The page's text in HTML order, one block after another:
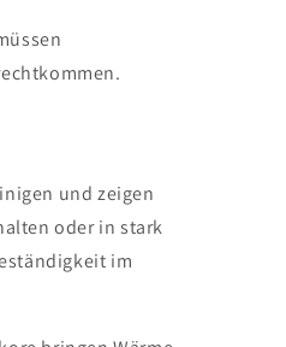
und zeigen
oder in stark
im